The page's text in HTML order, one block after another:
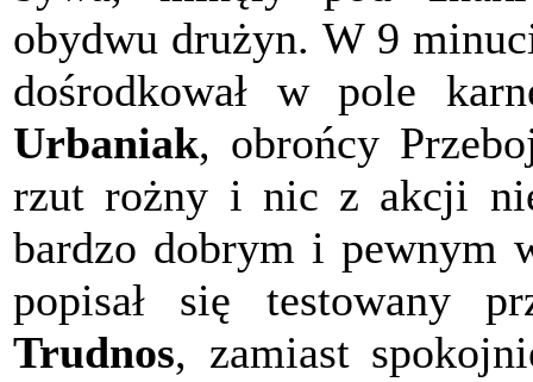
obydwu drużyn. W 9
dośrodkował w pole
Urbaniak, obrońcy
rzut rożny i nic z akcji
bardzo dobrym i pewnym
popisał się testowany
Trudnos, zamiast